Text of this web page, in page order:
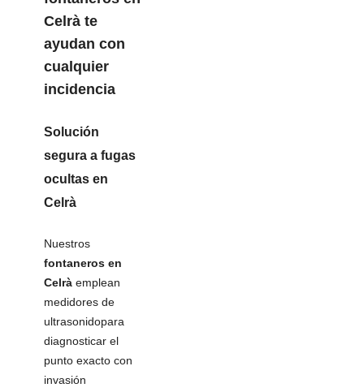
Celrà te
ayudan con
cualquier
incidencia
Solución
segura a fugas
ocultas en
Celrà
Nuestros
fontaneros en
Celrà emplean
medidores de
ultrasonidopara
diagnosticar el
punto exacto con
invasión